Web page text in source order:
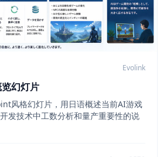
Evolink
幻灯片
风格幻灯片，用日语概述当前AI游戏
发技术中工数分析和量产重要性的说